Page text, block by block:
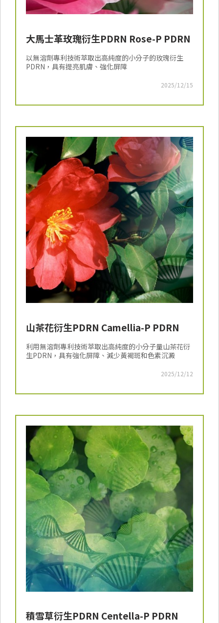
大馬士革玫瑰衍生PDRN Rose-P PDRN
以無溶劑專利技術萃取出高純度的小分子的玫瑰衍生
PDRN，具有提亮肌膚、強化屏障
2025/12/15
山茶花衍生PDRN Camellia-P PDRN
利用無溶劑專利技術萃取出高純度的小分子量山茶花衍
生PDRN，具有強化屏障、減少黃褐斑和色素沉澱
2025/12/12
積雪草衍生PDRN Centella-P PDRN